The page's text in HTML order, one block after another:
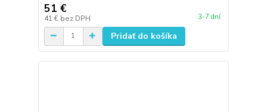
51 €
41 € bez DPH 3-7 dní
Pridať do košíka